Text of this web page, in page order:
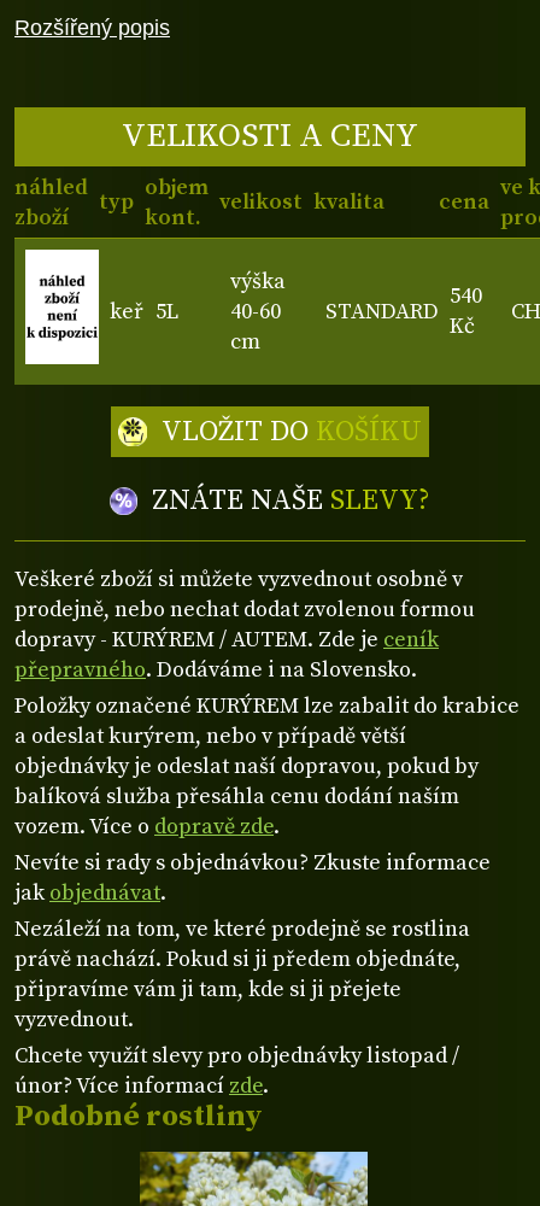
Rozšířený popis
VELIKOSTI A CENY
náhled
zboží
typ
objem
kont.
velikost kvalita cena
ve
keř 5L
výška
40-60
cm
STANDARD
540
Kč
ZNÁTE NAŠE SLEVY?
VLOŽIT DO KOŠÍKU
Podobné rostliny
Veškeré zboží si můžete vyzvednout osobně v
prodejně, nebo nechat dodat zvolenou formou
dopravy - KURÝREM / AUTEM. Zde je ceník
přepravného. Dodáváme i na Slovensko.
Položky označené KURÝREM lze zabalit do krabice
a odeslat kurýrem, nebo v případě větší
objednávky je odeslat naší dopravou, pokud by
balíková služba přesáhla cenu dodání naším
vozem. Více o dopravě zde.
Nevíte si rady s objednávkou? Zkuste informace
jakobjednávat.
Nezáleží na tom, ve které prodejně se rostlina
právě nachází. Pokud si ji předem objednáte,
připravíme vám ji tam, kde si ji přejete
vyzvednout.
Chcete využít slevy pro objednávky listopad /
únor? Více informací zde.